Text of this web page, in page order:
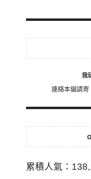
我
連絡本貓請寄
累積人氣：